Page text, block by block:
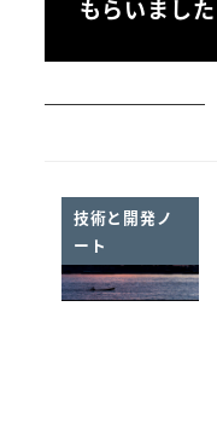
もらいました
技術と開発ノ
ート